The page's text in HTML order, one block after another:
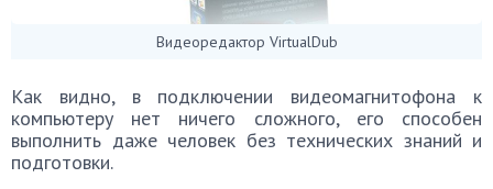
Видеоредактор VirtualDub
Как видно, в подключении видеомагнитофона к
компьютеру нет ничего сложного, его способен
выполнить даже человек без технических знаний и
подготовки.